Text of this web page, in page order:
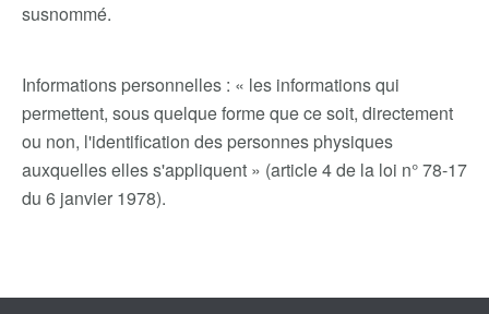
susnommé.
Informations personnelles : « les informations qui
permettent, sous quelque forme que ce soit, directement
ou non, l'identification des personnes physiques
auxquelles elles s'appliquent » (article 4 de la loi n° 78-17
du 6 janvier 1978).